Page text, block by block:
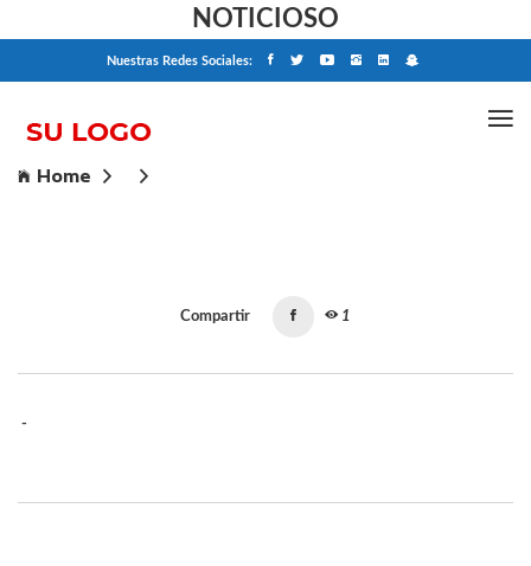
NOTICIOSO
Nuestras Redes Sociales:
Home
Compartir 1
-